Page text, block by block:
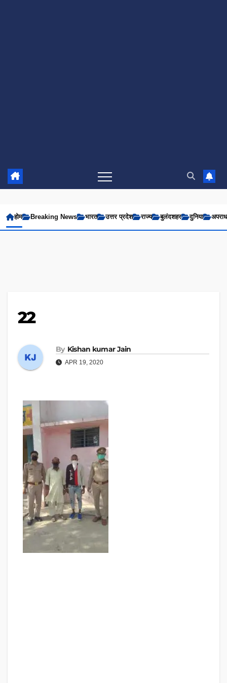
होम Breaking News भारत उत्तर प्रदेश राज्य बुलंदशहर दुनिया अपराध
22
By Kishan kumar Jain
APR 19, 2020